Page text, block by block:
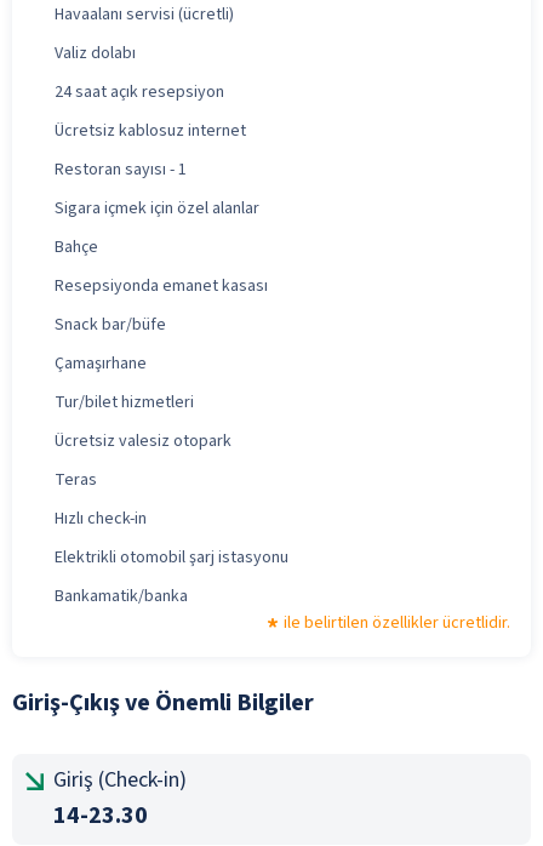
Havaalanı servisi (ücretli)
Valiz dolabı
24 saat açık resepsiyon
Ücretsiz kablosuz internet
Restoran sayısı - 1
Sigara içmek için özel alanlar
Bahçe
Resepsiyonda emanet kasası
Snack bar/büfe
Çamaşırhane
Tur/bilet hizmetleri
Ücretsiz valesiz otopark
Teras
Hızlı check-in
Elektrikli otomobil şarj istasyonu
Bankamatik/banka
ile belirtilen özellikler ücretlidir.
Giriş-Çıkış ve Önemli Bilgiler
Giriş (Check-in)
14-23.30